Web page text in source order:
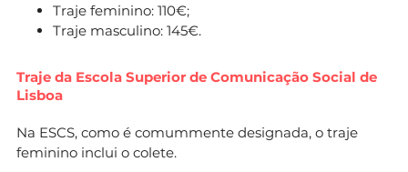
Traje feminino: 110€;
Traje masculino: 145€.
Traje da Escola Superior de Comunicação Social de
Lisboa
Na ESCS, como é comummente designada, o traje
feminino inclui o colete.